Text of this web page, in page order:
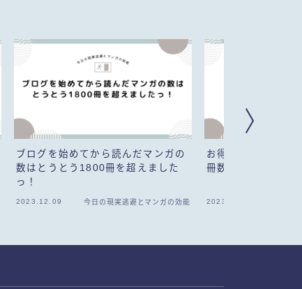
ブログを始めてから読んだマンガの
数はとうとう1800冊を超えました
っ！
2023.12.09 今日の現実逃避とマンガの効能
お得なセールがあ
冊数は増える？
2023.02.25